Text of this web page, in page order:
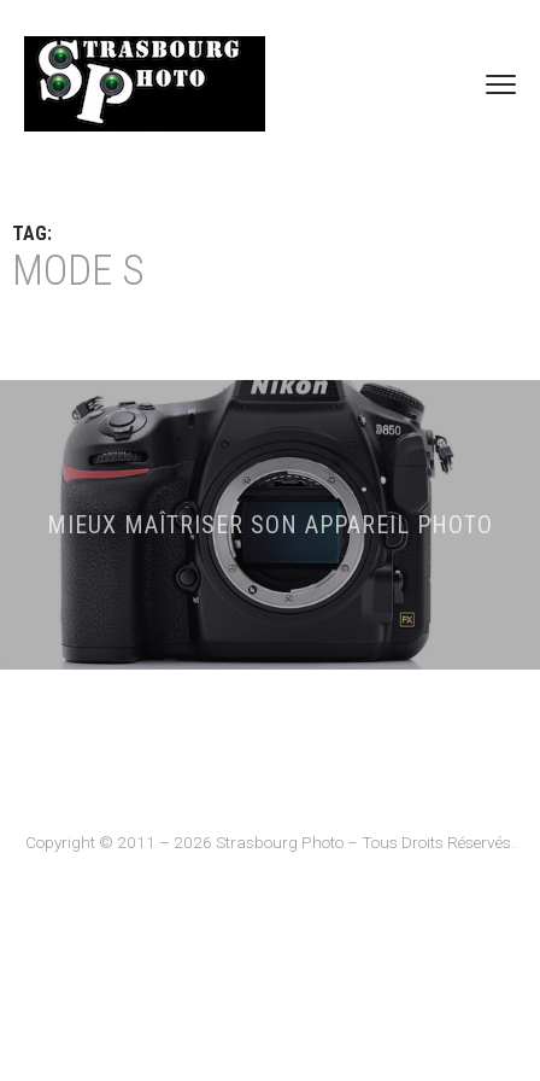
TAG:
MODE S
MIEUX MAÎTRISER SON APPAREIL PHOTO
Copyright © 2011 – 2026 Strasbourg Photo – Tous Droits Réservés.